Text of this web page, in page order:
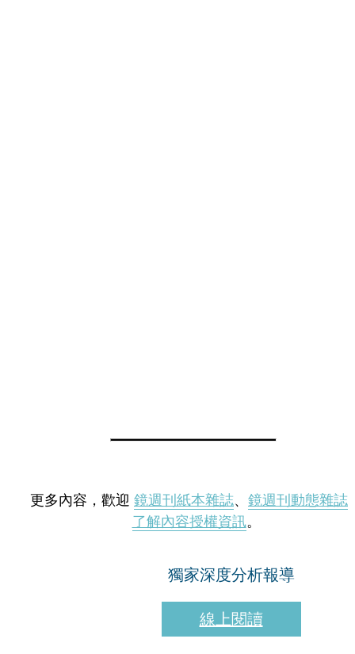
更多內容，歡迎 鏡週刊紙本雜誌、 鏡週刊動態雜誌
了解內容授權資訊。
獨家深度分析報導
線上閱讀